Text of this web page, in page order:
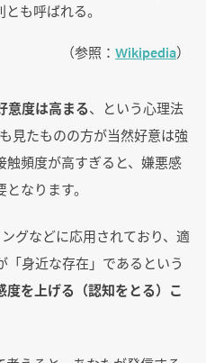
も呼ばれる。
（参照：Wikipedia）
意度は高まる、という心理法
見たものの方が当然好意は強
触頻度が高すぎると、嫌悪感
なります。
グなどに応用されており、適
身近な存在」であるという
度を上げる（認知をとる）こ